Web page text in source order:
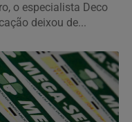
o especialista Deco
deixou de...